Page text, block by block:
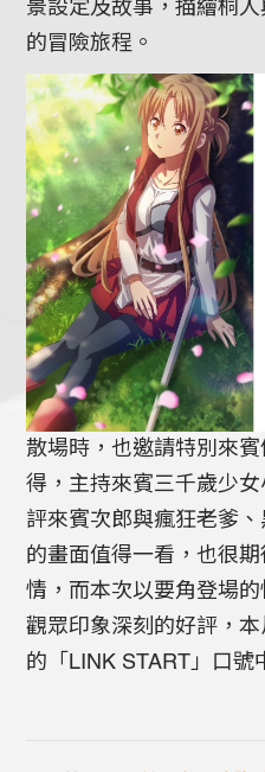
景設定及故事，描繪桐人
的冒險旅程。
散場時，也邀請特別來
得，主持來賓三千歲少
評來賓次郎與瘋狂老爹
的畫面值得一看，也很
情，而本次以要角登場
觀眾印象深刻的好評，
的「LINK START」口號